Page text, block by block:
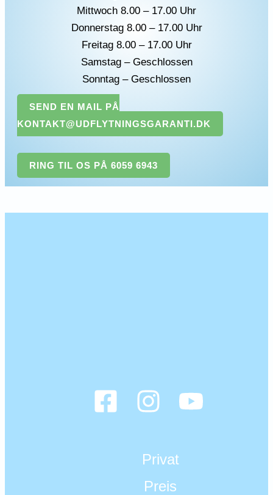
Mittwoch 8.00 – 17.00 Uhr
Donnerstag 8.00 – 17.00 Uhr
Freitag 8.00 – 17.00 Uhr
Samstag – Geschlossen
Sonntag – Geschlossen
SEND EN MAIL PÅ
KONTAKT@UDFLYTNINGSGARANTI.DK
RING TIL OS PÅ 6059 6943
Privat
Preis